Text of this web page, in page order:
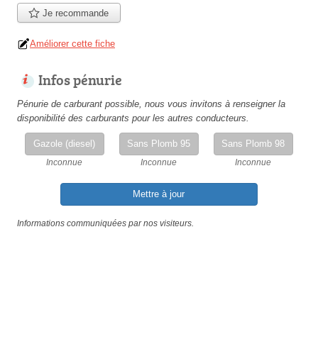
Je recommande
Améliorer cette fiche
Infos pénurie
Pénurie de carburant possible, nous vous invitons à renseigner la
disponibilité des carburants pour les autres conducteurs.
Gazole (diesel)
Inconnue
Sans Plomb 95
Inconnue
Sans Plomb 98
Inconnue
Mettre à jour
Informations communiquées par nos visiteurs.